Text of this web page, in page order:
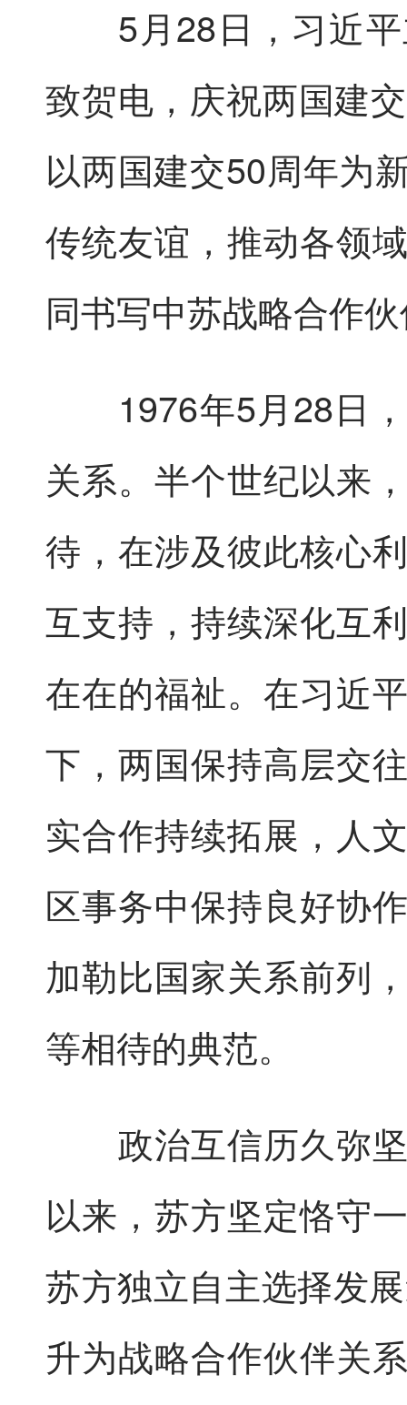
5月28日，习近平
致贺电，庆祝两国建
以两国建交50周年为
传统友谊，推动各领
同书写中苏战略合作
1976年5月28日，
关系。半个世纪以来
待，在涉及彼此核心
互支持，持续深化互
在在的福祉。在习近
下，两国保持高层交
实合作持续拓展，人
区事务中保持良好协
加勒比国家关系前列
等相待的典范。
政治互信历久弥坚
以来，苏方坚定恪守
苏方独立自主选择发
升为战略合作伙伴关